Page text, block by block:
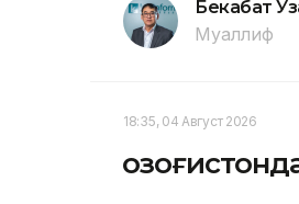
Бекабат
Муаллиф
18:35, 04 Август 2026